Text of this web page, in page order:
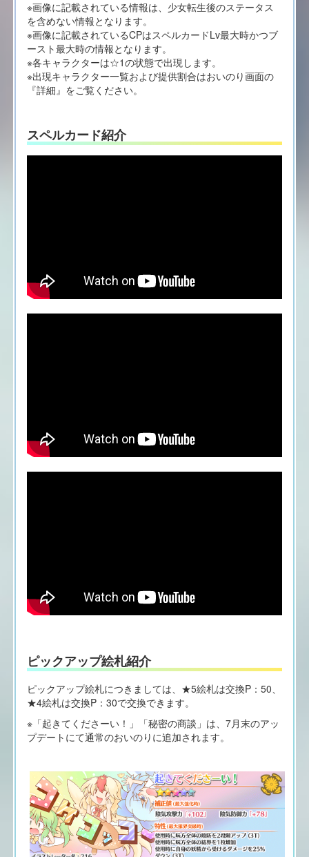
※画像に記載されている情報は、少女転生後のステータス
を含めない情報となります。
※画像に記載されているCPはスペルカードLv最大時かつブ
ースト最大時の情報となります。
※各キャラクターは☆1の状態で出現します。
※出現キャラクター一覧および提供割合はおいのり画面の
『詳細』をご覧ください。
スペルカード紹介
ピックアップ絵札紹介
ピックアップ絵札につきましては、★5絵札は交換P：50、
★4絵札は交換P：30で交換できます。
※「起きてくださーい！」「秘密の商談」は、7月末のアッ
プデートにて通常のおいのりに追加されます。